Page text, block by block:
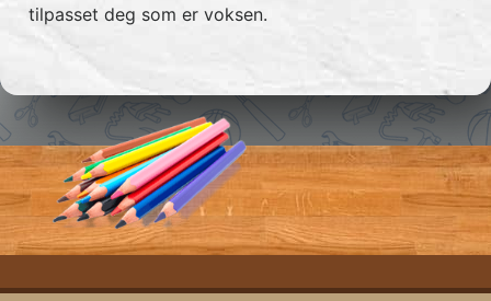
tilpasset deg som er voksen.